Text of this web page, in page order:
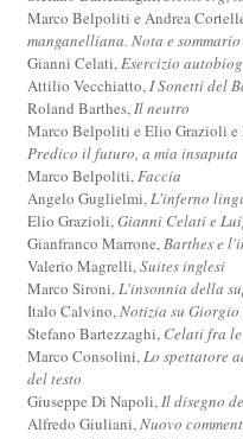
Marco Belpoliti e Andrea
manganelliana. Nota e sommario
Gianni Celati,Esercizio
Attilio Vecchiatto,I Sonetti del
Roland Barthes,Il neutro
Marco Belpoliti e Elio Grazioli e
Predico il futuro, a mia insaputa
Marco Belpoliti,Faccia
Angelo Guglielmi,L'inferno
Elio Grazioli,Gianni Celati e
Gianfranco Marrone,Barthes e
Valerio Magrelli,Suites inglesi
Marco Sironi,L'insonnia della
Italo Calvino,Notizia su
Stefano Bartezzaghi, Celati fra
Marco Consolini,Lo spettatore
del testo
Giuseppe Di Napoli,Il disegno
Alfredo Giuliani,Nuovo